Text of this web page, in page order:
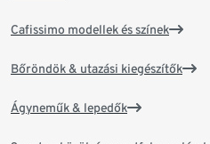
Cafissimo modellek és színek
Bőröndök & utazási kiegészítők
Ágyneműk & lepedők